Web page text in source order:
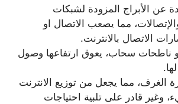
عن الأبراج المزودة لشبكات
والإتصالات، مما يصعب الاتصال او
الاتصال بالانترنت.
ناطحات سحاب، يعوق ارتفاعها وصول
الغرف، مما يجعل من توزيع الانترنت
وغير قادر على تلبية احتياجات